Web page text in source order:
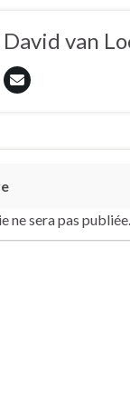
David van
ne sera pas publiée.